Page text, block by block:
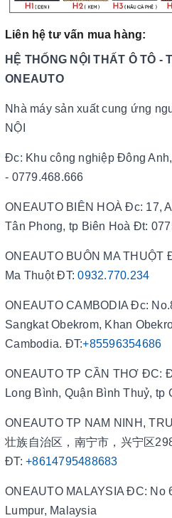
Liên hệ tư vấn mua hàng:
HỆ THỐNG NỘI THẤT Ô TÔ -
ONEAUTO
Nhà máy sản xuất cung ứng
NỘI
Đc: Khu công nghiệp Đông
- 0779.468.666
ONEAUTO BIÊN HOÀ Đc: 17,
Tân Phong, tp Biên Hoà Đt:
ONEAUTO BUÔN MA THUỘT
Ma Thuột ĐT:0932.770.234
ONEAUTO CAMBODIA Đc:
Sangkat Obekrom, Khan
Cambodia. ĐT:+85596354686
ONEAUTO TP CẦN THƠ ĐC:
Long Bình, Quận Bình Thuỷ, tp
ONEAUTO TP NAM NINH,
壮族自治区，南宁市，兴宁区
ĐT: +8614795488683
ONEAUTO MALAYSIA ĐC: No
Lumpur, Malaysia